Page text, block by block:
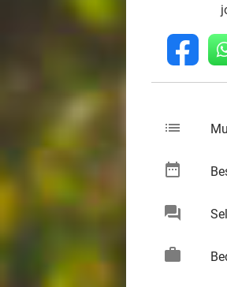
fb
list
date_range
chat
work